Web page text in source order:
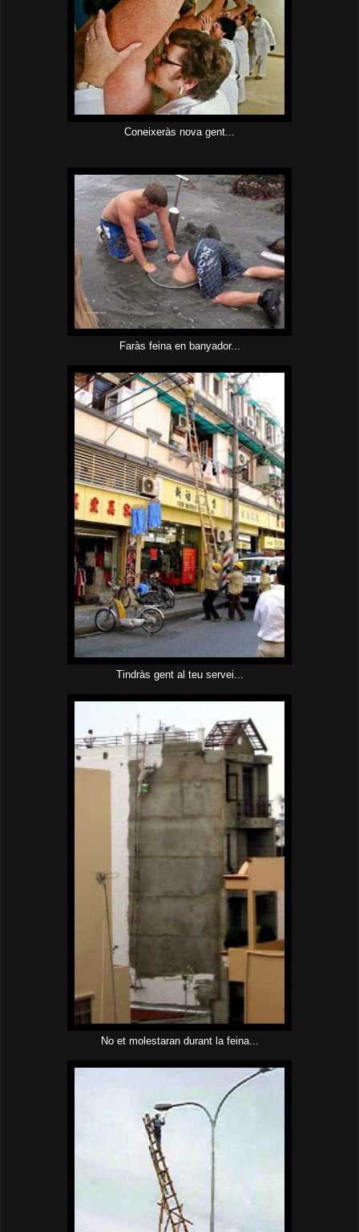
Coneixeràs nova gent...
Faràs feina en banyador...
Tindràs gent al teu servei...
No et molestaran durant la feina...